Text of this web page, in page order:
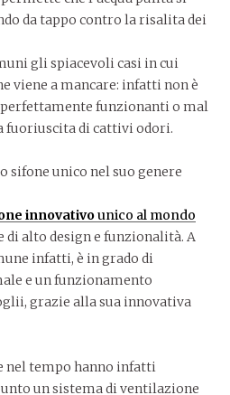
da tappo contro la risalita dei
gli spiacevoli casi in cui
viene a mancare: infatti non è
funzionanti o mal
di cattivi odori.
sifone unico nel suo genere
innovativounico al mondo
di alto design e funzionalità. A
infatti, è in grado di
e un funzionamento
grazie alla sua innovativa
nel tempo hanno infatti
un sistema di ventilazione